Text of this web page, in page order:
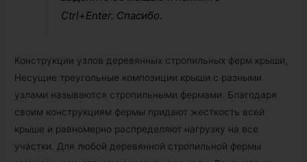
Ctrl+Enter. Спасибо.
Конструкции узлов деревянных стропильных ферм крыши,
Несущие треугольные композиции крыши с разными
узлами называются стропильными фермами. Благодаря
своим конструкциям фермы придают жесткость всей
крыше и равномерно распределяют нагрузку на все
участки. Для любой деревянной стропильной фермы